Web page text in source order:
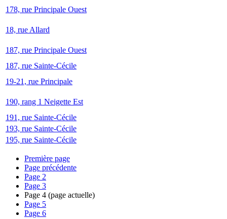
178, rue Principale Ouest
18, rue Allard
187, rue Principale Ouest
187, rue Sainte-Cécile
19-21, rue Principale
190, rang 1 Neigette Est
191, rue Sainte-Cécile
193, rue Sainte-Cécile
195, rue Sainte-Cécile
Première page
Page précédente
Page 2
Page 3
Page 4 (page actuelle)
Page 5
Page 6